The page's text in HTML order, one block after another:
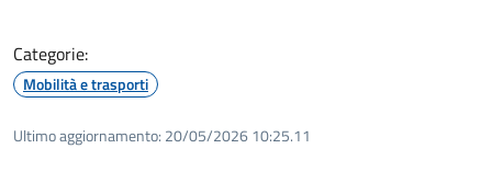
Categorie:
Mobilità e trasporti
Ultimo aggiornamento: 20/05/2026 10:25.11